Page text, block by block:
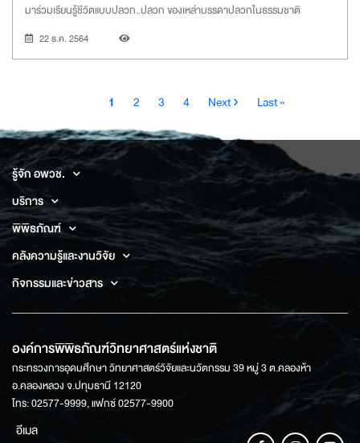
มาร่วมเรียนรู้ชีวิตแบบปลวก..ปลวก ของเหล่าบรรดาปลวกในธรรมชาติ
22 ธ.ค. 2564
Current
1 Page
2 Page
3 Page
4
Next
Next ›
Last
Last »
รู้จัก อพวช.
บริการ
พิพิธภัณฑ์
คลังความรู้และงานวิจัย
กิจกรรมและข่าวสาร
องค์การพิพิธภัณฑ์วิทยาศาสตร์แห่งชาติ
กระทรวงการอุดมศึกษา วิทยาศาสตร์วิจัยและนวัตกรรม 39 หมู่ 3 ต.คลองห้า
อ.คลองหลวง จ.ปทุมธานี 12120
โทร: 02577-9999, แฟกซ์ 02577-9900
อีเมล